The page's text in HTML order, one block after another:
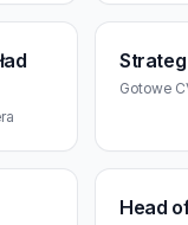
Gotowe
Head